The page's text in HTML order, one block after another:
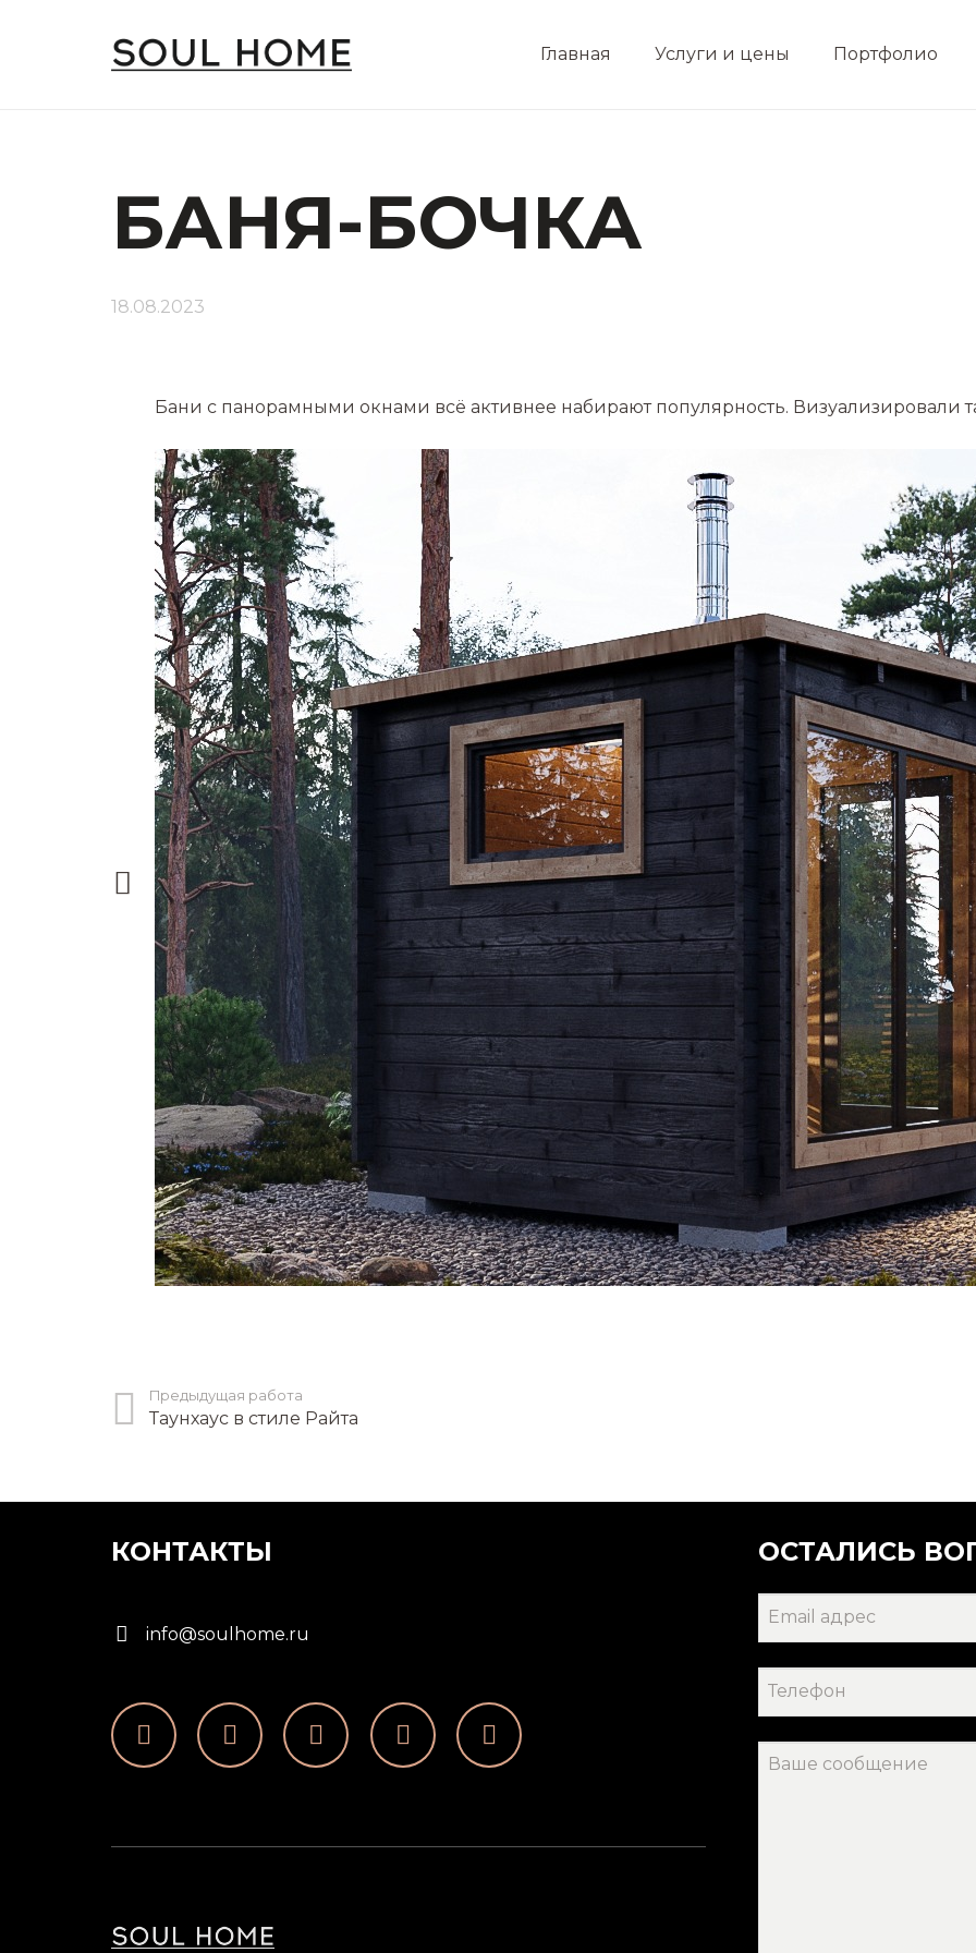
Главная Услуги и цены Портфолио
БАНЯ-БОЧКА
18.08.2023
Бани с панорамными окнами всё активнее набирают популярность. Визуализировали
Предыдущая работа
Таунхаус в стиле Райта
КОНТАКТЫ
info@soulhome.ru
ОСТАЛИСЬ